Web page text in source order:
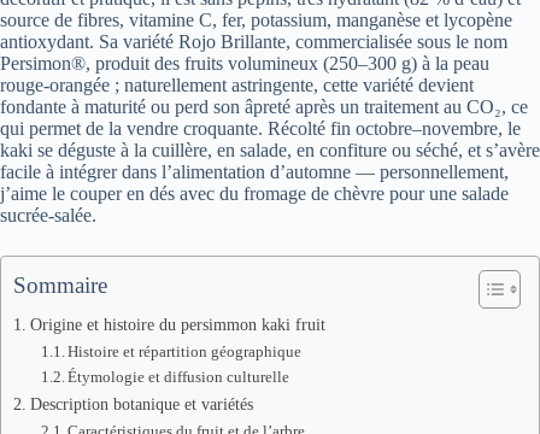
source de fibres, vitamine C, fer, potassium, manganèse et lycopène
antioxydant. Sa variété Rojo Brillante, commercialisée sous le nom
Persimon®, produit des fruits volumineux (250–300 g) à la peau
rouge-orangée ; naturellement astringente, cette variété devient
fondante à maturité ou perd son âpreté après un traitement au CO₂, ce
qui permet de la vendre croquante. Récolté fin octobre–novembre, le
kaki se déguste à la cuillère, en salade, en confiture ou séché, et s’avère
facile à intégrer dans l’alimentation d’automne — personnellement,
j’aime le couper en dés avec du fromage de chèvre pour une salade
sucrée-salée.
Sommaire
Origine et histoire du persimmon kaki fruit
Histoire et répartition géographique
Étymologie et diffusion culturelle
Description botanique et variétés